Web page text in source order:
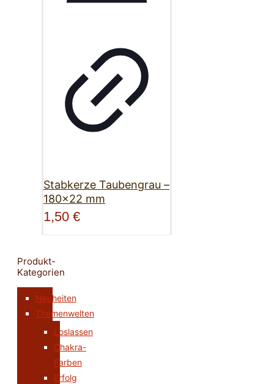
Stabkerze Taubengrau –
180×22 mm
1,50 €
Produkt-
Kategorien
Neuheiten
Themenwelten
Loslassen
Chakra-
Farben
Erfolg